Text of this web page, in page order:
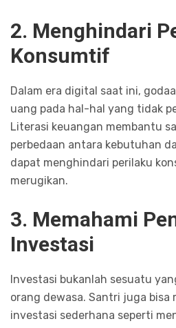
2. Menghindari
Konsumtif
Dalam era digital saat ini,
uang pada hal-hal yang tidak
Literasi keuangan membantu
perbedaan antara kebutuhan
dapat menghindari perilaku
merugikan.
3. Memahami
Investasi
Investasi bukanlah sesuatu
orang dewasa. Santri juga
investasi sederhana seperti